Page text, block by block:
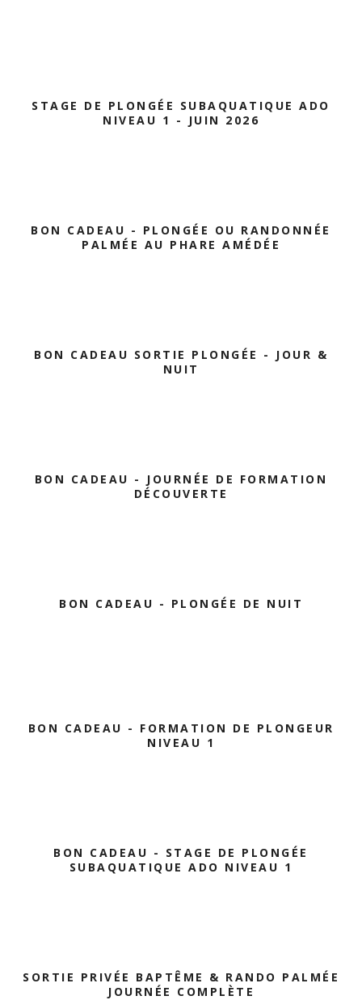
STAGE DE PLONGÉE SUBAQUATIQUE ADO
NIVEAU 1 - JUIN 2026
BON CADEAU - PLONGÉE OU RANDONNÉE
PALMÉE AU PHARE AMÉDÉE
BON CADEAU SORTIE PLONGÉE - JOUR &
NUIT
BON CADEAU - JOURNÉE DE FORMATION
DÉCOUVERTE
BON CADEAU - PLONGÉE DE NUIT
BON CADEAU - FORMATION DE PLONGEUR
NIVEAU 1
BON CADEAU - STAGE DE PLONGÉE
SUBAQUATIQUE ADO NIVEAU 1
SORTIE PRIVÉE BAPTÊME & RANDO PALMÉE
JOURNÉE COMPLÈTE